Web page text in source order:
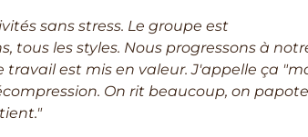
sans stress. Le groupe est
tous les styles. Nous progressons à
est mis en valeur. J'appelle ça
On rit beaucoup, on